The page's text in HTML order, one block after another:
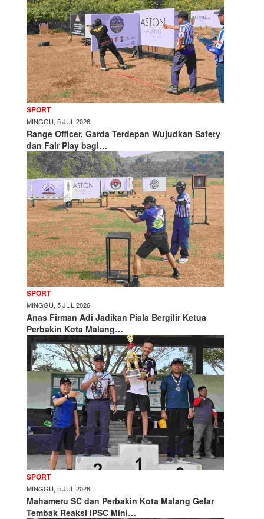
SPORT
MINGGU, 5 JUL 2026
Range Officer, Garda Terdepan Wujudkan Safety
dan Fair Play bagi…
SPORT
MINGGU, 5 JUL 2026
Anas Firman Adi Jadikan Piala Bergilir Ketua
Perbakin Kota Malang…
SPORT
MINGGU, 5 JUL 2026
Mahameru SC dan Perbakin Kota Malang Gelar
Tembak Reaksi IPSC Mini…